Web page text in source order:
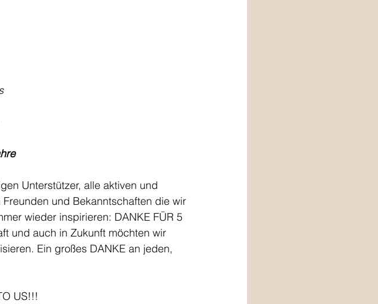
Unterstützer, alle aktiven und
und Bekanntschaften die wir
wieder inspirieren: DANKE FÜR 5
und auch in Zukunft möchten wir
Ein großes DANKE an jeden,
US!!!